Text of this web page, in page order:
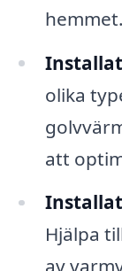
hemmet.
olika
att
Hjälpa